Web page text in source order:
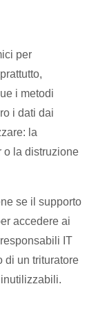
per
i metodi
i dati dai
la
o la distruzione
se il supporto
accedere ai
IT
di un trituratore